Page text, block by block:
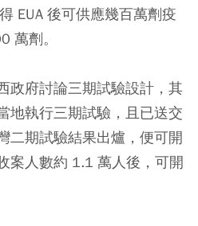
EUA 後可供應幾百萬劑疫
萬劑。
政府討論三期試驗設計，其
地執行三期試驗，且已送交
二期試驗結果出爐，便可開
案人數約 1.1 萬人後，可開